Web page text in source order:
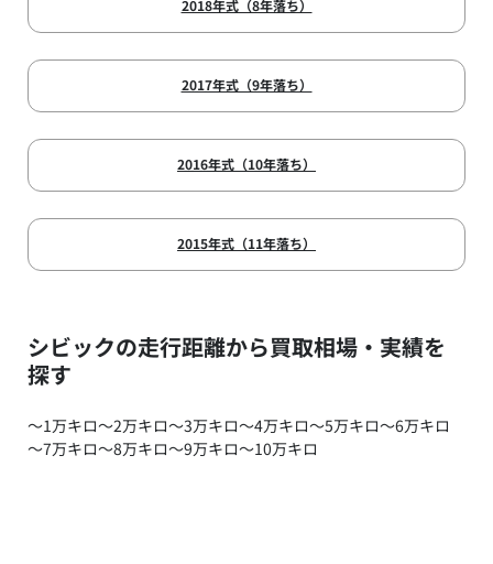
2018年式（8年落ち）
2017年式（9年落ち）
2016年式（10年落ち）
2015年式（11年落ち）
シビックの走行距離から買取相場・実績を
探す
～1万キロ～2万キロ～3万キロ～4万キロ～5万キロ～6万キロ
～7万キロ～8万キロ～9万キロ～10万キロ